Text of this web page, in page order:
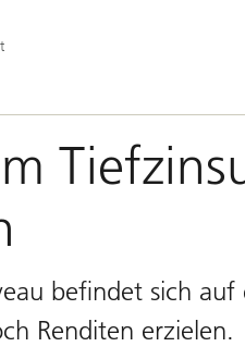
befindet sich
Renditen erzielen.